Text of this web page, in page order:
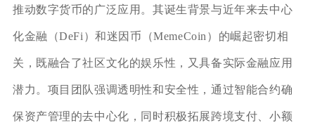
推动数字货币的广泛应用。其诞生背景与近年来去中心
化金融（DeFi）和迷因币（MemeCoin）的崛起密切相
关，既融合了社区文化的娱乐性，又具备实际金融应用
潜力。项目团队强调透明性和安全性，通过智能合约确
保资产管理的去中心化，同时积极拓展跨境支付、小额